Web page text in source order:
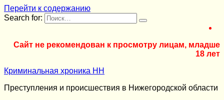
Перейти к содержанию
Search for:
Сайт не рекомендован к просмотру лицам, младше
18 лет
Криминальная хроника НН
Преступления и происшествия в Нижегородской области